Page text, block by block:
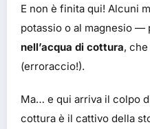
E non è finita qui! Alcuni
potassio o al magnesio —
nell’acqua di cottura,
(erroraccio!).
Ma… e qui arriva il colpo
cottura è il cattivo della